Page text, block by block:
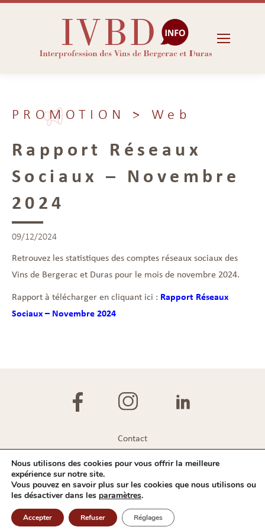
PROMOTION > Web
Rapport Réseaux
Sociaux – Novembre
2024
09/12/2024
Retrouvez les statistiques des comptes réseaux sociaux des
Vins de Bergerac et Duras pour le mois de novembre 2024.
Rapport à télécharger en cliquant ici : Rapport Réseaux
Sociaux – Novembre 2024
Contact
Mentions légales
Politique de confidentialité
IVBD © 2026
Nous utilisons des cookies pour vous offrir la meilleure
expérience sur notre site.
Vous pouvez en savoir plus sur les cookies que nous utilisons ou
les désactiver dans les paramètres.
Accepter Refuser Réglages